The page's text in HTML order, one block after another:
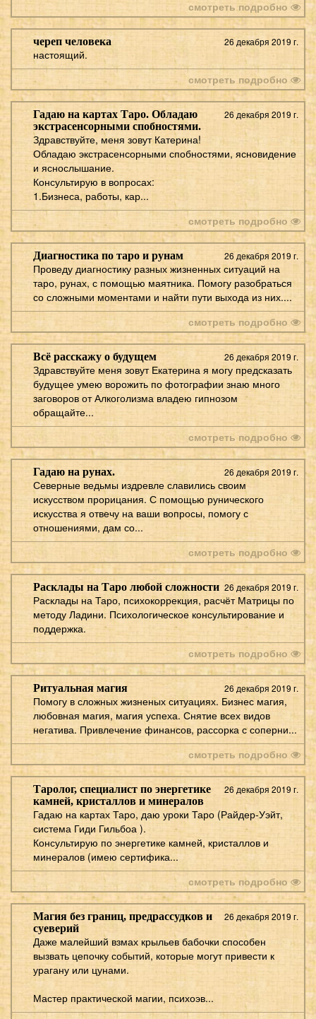
смотреть подробно
26 декабря 2019 г.
череп человека
настоящий.
смотреть подробно
26 декабря 2019 г.
Гадаю на картах Таро. Обладаю
экстрасенсорными спобностями.
Здравствуйте, меня зовут Катерина!
Обладаю экстрасенсорными спобностями, ясновидение
и яснослышание.
Консультирую в вопросах:
1.Бизнеса, работы, кар...
смотреть подробно
26 декабря 2019 г.
Диагностика по таро и рунам
Проведу диагностику разных жизненных ситуаций на
таро, рунах, с помощью маятника. Помогу разобраться
со сложными моментами и найти пути выхода из них....
смотреть подробно
26 декабря 2019 г.
Всё расскажу о будущем
Здравствуйте меня зовут Екатерина я могу предсказать
будущее умею ворожить по фотографии знаю много
заговоров от Алкоголизма владею гипнозом
обращайте...
смотреть подробно
26 декабря 2019 г.
Гадаю на рунах.
Северные ведьмы издревле славились своим
искусством прорицания. С помощью рунического
искусства я отвечу на ваши вопросы, помогу с
отношениями, дам со...
смотреть подробно
26 декабря 2019 г.
Расклады на Таро любой сложности
Расклады на Таро, психокоррекция, расчёт Матрицы по
методу Ладини. Психологическое консультирование и
поддержка.
смотреть подробно
26 декабря 2019 г.
Ритуальная магия
Помогу в сложных жизненых ситуациях. Бизнес магия,
любовная магия, магия успеха. Снятие всех видов
негатива. Привлечение финансов, рассорка с соперни...
смотреть подробно
26 декабря 2019 г.
Таролог, специалист по энергетике
камней, кристаллов и минералов
Гадаю на картах Таро, даю уроки Таро (Райдер-Уэйт,
система Гиди Гильбоа ).
Консультирую по энергетике камней, кристаллов и
минералов (имею сертифика...
смотреть подробно
26 декабря 2019 г.
Магия без границ, предрассудков и
суеверий
Даже малейший взмах крыльев бабочки способен
вызвать цепочку событий, которые могут привести к
урагану или цунами.
Мастер практической магии, психоэв...